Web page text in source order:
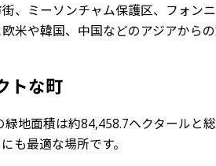
光名所16選
選
、ミーソンチャム保護区、フォン
米や韓国、中国などのアジアからの
トな町
地面積は約84,458.7ヘクタールと
も最適な場所です。